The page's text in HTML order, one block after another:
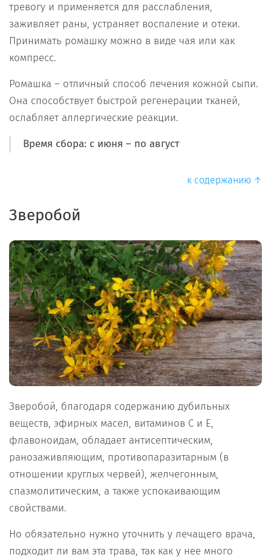
тревогу и применяется для расслабления,
заживляет раны, устраняет воспаление и отеки.
Принимать ромашку можно в виде чая или как
компресс.
Ромашка – отличный способ лечения кожной сыпи.
Она способствует быстрой регенерации тканей,
ослабляет аллергические реакции.
Время сбора: с июня – по август
к содержанию ↑
Зверобой
Зверобой, благодаря содержанию дубильных
веществ, эфирных масел, витаминов С и E,
флавоноидам, обладает антисептическим,
ранозаживляющим, противопаразитарным (в
отношении круглых червей), желчегонным,
спазмолитическим, а также успокаивающим
свойствами.
Но обязательно нужно уточнить у лечащего врача,
подходит ли вам эта трава, так как у нее много